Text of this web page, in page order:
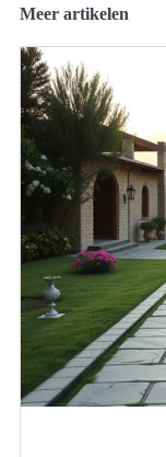
Meer artikelen